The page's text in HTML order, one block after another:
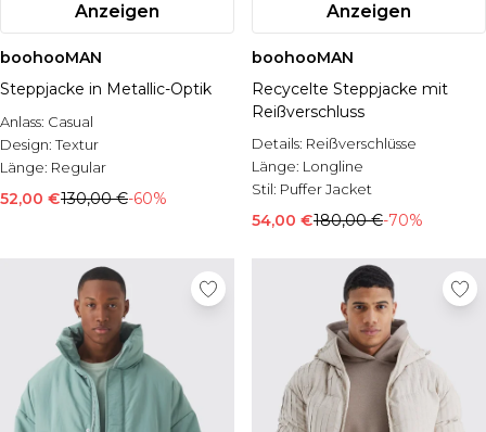
Anzeigen
boohooMAN
Steppjacke in Metallic-Optik
Anlass: Casual
Design:Textur
Länge: Regular
52,00 €130,00 €-60%
Anzeigen
boohooMAN
Recycelte Steppjacke mit
Reißverschluss
Details: Reißverschlüsse
Länge: Longline
Stil: Puffer Jacket
54,00 €180,00 €-70%